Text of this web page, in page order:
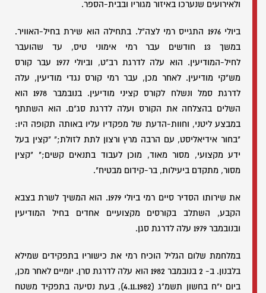
ולאירועים שנערכו באיזור מגוריו ובבית-הספר.
ביולי 1976 התגייס רמי לצה"ל. בתחילה הוא שירת בחיל-האוויר.
במשך 13 חודשים עבר רמי אימוני טיס, עד שהועבר
לחיל-המודיעין. הוא עלה לדרגת רב"ט, וביולי 1977 עבר קורס
מש"קי מודיעין. לאחר מכן, עבר רמי קורס נגדי מודיעין, עלה
לדרגת סמל ונשלח לקורס קציני מודיעין. בנובמבר 1978 הוא
השלים בהצלחה את הקורס ועלה לדרגת סג"ם. הוא השתתף
במבצע ליטני, וחוות-הדעת של מפקדיו עליו באותה תקופה היו:
"בחור אידיאליסט, עם הרבה מרץ ורצון לתת לזולת;" "קצין בעל
ידע מקצועי, מסור מאוד, מוכן לעבוד בתנאים קשים;" "קצין
מסור, מתקדם ביעילות, בר-קידום מבטיח".
את שירותו הסדיר סיים רמי ביולי 1979. הוא המשיך לשרת בצבא
הקבע, השתלב בקורסים מקצועיים אחדים בחיל המודיעין
ובנובמבר 1979 עלה לדרגת סגן.
במלחמת שלום הגליל הוכיח רמי את כישוריו בתפקידים שמילא
בלבנון. ב- 2 בנובמבר 1982 הוא עלה לדרגת סרן. יומיים לאחר מכן,
ביום י"ח בחשון תשמ"ג (4.11.1982), בעת נסיעה בתפקיד משטח